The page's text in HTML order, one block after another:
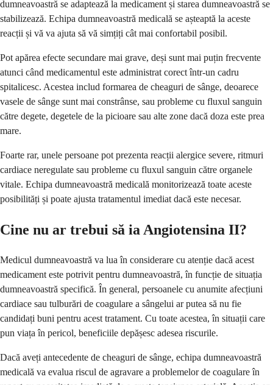
dumneavoastră se adaptează la medicament și starea dumneavoastră se
stabilizează. Echipa dumneavoastră medicală se așteaptă la aceste
reacții și vă va ajuta să vă simțiți cât mai confortabil posibil.
Pot apărea efecte secundare mai grave, deși sunt mai puțin frecvente
atunci când medicamentul este administrat corect într-un cadru
spitalicesc. Acestea includ formarea de cheaguri de sânge, deoarece
vasele de sânge sunt mai constrânse, sau probleme cu fluxul sanguin
către degete, degetele de la picioare sau alte zone dacă doza este prea
mare.
Foarte rar, unele persoane pot prezenta reacții alergice severe, ritmuri
cardiace neregulate sau probleme cu fluxul sanguin către organele
vitale. Echipa dumneavoastră medicală monitorizează toate aceste
posibilități și poate ajusta tratamentul imediat dacă este necesar.
Cine nu ar trebui să ia Angiotensina II?
Medicul dumneavoastră va lua în considerare cu atenție dacă acest
medicament este potrivit pentru dumneavoastră, în funcție de situația
dumneavoastră specifică. În general, persoanele cu anumite afecțiuni
cardiace sau tulburări de coagulare a sângelui ar putea să nu fie
candidați buni pentru acest tratament. Cu toate acestea, în situații care
pun viața în pericol, beneficiile depășesc adesea riscurile.
Dacă aveți antecedente de cheaguri de sânge, echipa dumneavoastră
medicală va evalua riscul de agravare a problemelor de coagulare în